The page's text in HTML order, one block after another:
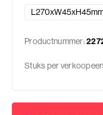
Productnummer:
Stuks per